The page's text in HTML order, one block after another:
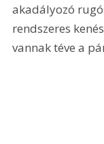
akadályozó
rendszeres
vannak téve a